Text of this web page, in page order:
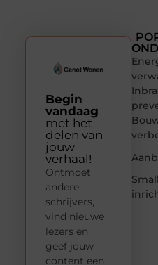
Begin
vandaag
met het
delen van
jouw
verhaal!
Ontmoet
andere
schrijvers,
vind nieuwe
lezers en
geef jouw
content een